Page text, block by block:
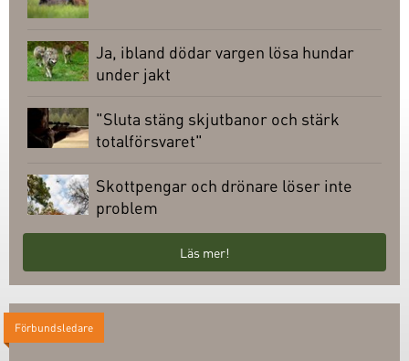
Ja, ibland dödar vargen lösa hundar
under jakt
"Sluta stäng skjutbanor och stärk
totalförsvaret"
Skottpengar och drönare löser inte
problem
Läs mer!
Förbundsledare